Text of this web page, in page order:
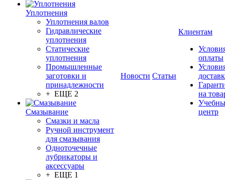
Уплотнения
Уплотнения валов
Гидравлические
уплотнения
Статические
уплотнения
Промышленные
заготовки и
принадлежности
+ ЕЩЕ 2
Смазывание
Смазки и масла
Ручной инструмент
для смазывания
Одноточечные
лубрикаторы и
аксессуары
+ ЕЩЕ 1
Новости Статьи
Клиентам
оплаты
на
центр